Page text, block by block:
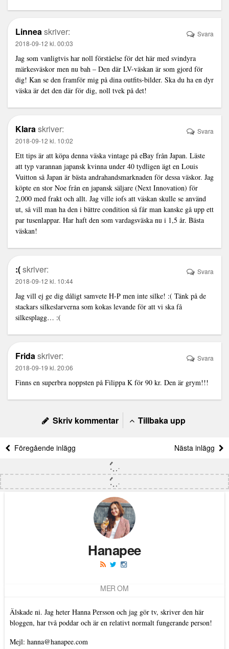
Linneaskriver:
2018-09-12 kl. 00:03
Jag som vanligtvis har noll förståelse för det här med svindyra
märkesväskor men nu bah – Den där LV-väskan är som gjord för
dig! Kan se den framför mig på dina outfits-bilder. Ska du ha en dyr
väska är det den där för dig, noll tvek på det!
Svara
Klaraskriver:
2018-09-12 kl. 10:02
Ett tips är att köpa denna väska vintage på eBay från Japan. Läste
att typ varannan japansk kvinna under 40 tydligen ägt en Louis
Vuitton så Japan är bästa andrahandsmarknaden för dessa väskor. Jag
köpte en stor Noe från en japansk säljare (Next Innovation) för
2,000 med frakt och allt. Jag ville iofs att väskan skulle se använd
ut, så vill man ha den i bättre condition så får man kanske gå upp ett
par tusenlappar. Har haft den som vardagsväska nu i 1,5 år. Bästa
väskan!
Svara
:(skriver:
2018-09-12 kl. 10:44
Jag vill ej ge dig dåligt samvete H-P men inte silke! :( Tänk på de
stackars silkeslarverna som kokas levande för att vi ska få
silkesplagg… :(
Svara
Fridaskriver:
2018-09-19 kl. 20:06
Finns en superbra noppsten på Filippa K för 90 kr. Den är grym!!!
Svara
Skriv kommentar Tillbaka upp
Föregående inlägg Nästa inlägg
Hanapee
MER OM
Älskade ni. Jag heter Hanna Persson och jag gör tv, skriver den här
bloggen, har två poddar och är en relativt normalt fungerande person!
Mejl: hanna@hanapee.com